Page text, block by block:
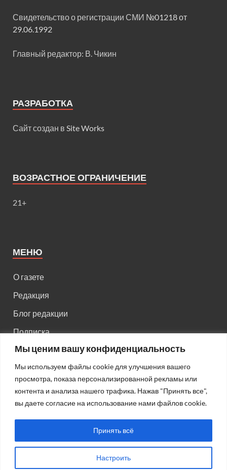
Мы ценим вашу конфиденциальность
Мы используем файлы cookie для улучшения вашего
просмотра, показа персонализированной рекламы или
контента и анализа нашего трафика. Нажав "Принять все",
вы даете согласие на использование нами файлов cookie.
Настроить
Принять всё
Свидетельство о регистрации СМИ №01218 от
29.06.1992
Главный редактор: В. Чикин
РАЗРАБОТКА
Сайт создан в Site Works
ВОЗРАСТНОЕ ОГРАНИЧЕНИЕ
21+
МЕНЮ
О газете
Редакция
Блог редакции
Подписка
Правила поведения на сайте
Реклама
Старый HTML сайт